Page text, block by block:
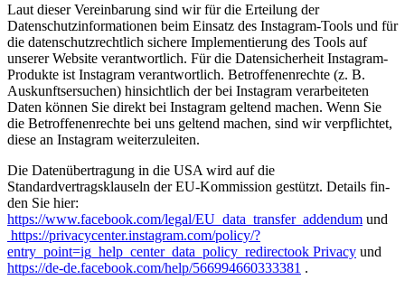
Laut dieser Vereinbarung sind wir für die Erteilung der
Datenschutzinformationen beim Einsatz des Instagram-Tools und für
die datenschutzrechtlich sichere Implementierung des Tools auf
unserer Website verantwortlich. Für die Datensicherheit Instagram-
Produkte ist Instagram verantwortlich. Betroffenenrechte (z. B.
Auskunftsersuchen) hinsichtlich der bei Instagram verarbeiteten
Daten können Sie direkt bei Instagram geltend machen. Wenn Sie
die Betroffenenrechte bei uns geltend machen, sind wir verpflichtet,
diese an Instagram weiterzuleiten.
Die Datenübertragung in die USA wird auf die
Standardvertragsklauseln der EU-Kommission gestützt. Details fin­
den Sie hier:
https://www.facebook.com/legal/EU_data_transfer_addendum und
https://privacycenter.instagram.com/policy/?
entry_point=ig_help_center_data_policy_redirectook Privacy und
https://de-de.facebook.com/help/566994660333381 .